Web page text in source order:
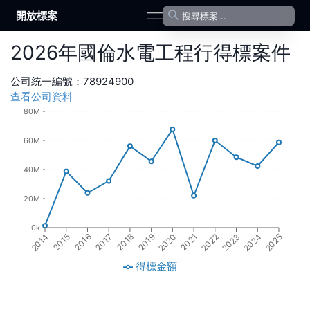
開放標案 open navigation menu
2026年國倫水電工程行得標案件
公司統一編號： 78924900
查看公司資料
2014 2015 20162017 2018 20192020 2021202220232024 2025
0k
20M
40M
60M
80M
得標金額